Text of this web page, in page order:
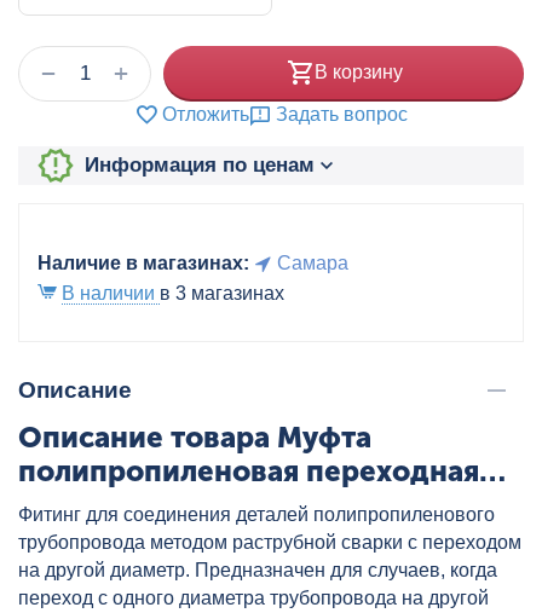
+
− В корзину
Отложить Задать вопрос
Информация по ценам
Наличие в магазинах:
Самара
В наличии в 3 магазинах
Описание
Описание товара Муфта
полипропиленовая переходная
ВН/НР 40x32 бел. VALTEC,
артикул: VTp.704.0.040032
Фитинг для соединения деталей полипропиленового
трубопровода методом раструбной сварки с переходом
на другой диаметр. Предназначен для случаев, когда
переход с одного диаметра трубопровода на другой